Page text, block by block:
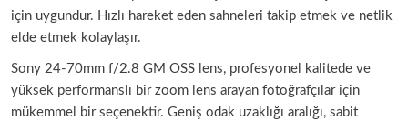
için uygundur. Hızlı hareket eden sahneleri takip etmek ve netlik
elde etmek kolaylaşır.
Sony 24-70mm f/2.8 GM OSS lens, profesyonel kalitede ve
yüksek performanslı bir zoom lens arayan fotoğrafçılar için
mükemmel bir seçenektir. Geniş odak uzaklığı aralığı, sabit